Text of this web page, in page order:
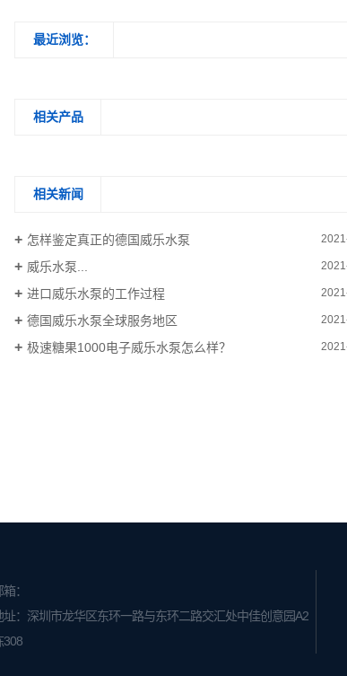
最近浏览：
相关产品
相关新闻
怎样鉴定真正的德国威乐水泵
威乐水泵...
进口威乐水泵的工作过程
德国威乐水泵全球服务地区
极速糖果1000电子威乐水泵怎么样？
：
址：深圳市龙华区东环一路与东环二路交汇处中佳创意园A2
308